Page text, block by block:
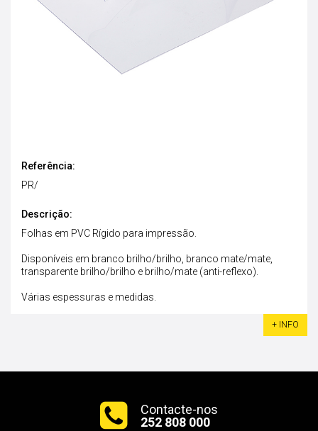
Referência:
PR/
Descrição:
Folhas em PVC Rígido para impressão.
Disponíveis em branco brilho/brilho, branco mate/mate,
transparente brilho/brilho e brilho/mate (anti-reflexo).
Várias espessuras e medidas.
+ INFO
Contacte-nos
252 808 000